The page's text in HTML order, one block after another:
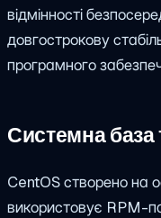
відмінності
довгострокову
програмного
Системна база
CentOS створено на
використовує RPM-